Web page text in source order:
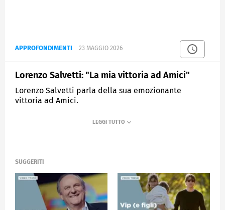
APPROFONDIMENTI 23 MAGGIO 2026
Lorenzo Salvetti: "La mia vittoria ad Amici"
Lorenzo Salvetti parla della sua emozionante
vittoria ad Amici.
VERISSIMO
SUGGERITI